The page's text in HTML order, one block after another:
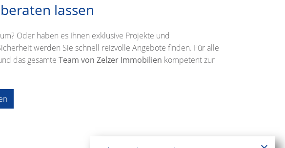
lassen
Oder haben es Ihnen exklusive Projekte und
werden Sie schnell reizvolle Angebote finden. Für alle
das gesamte Team von Zelzer Immobilien kompetent zur